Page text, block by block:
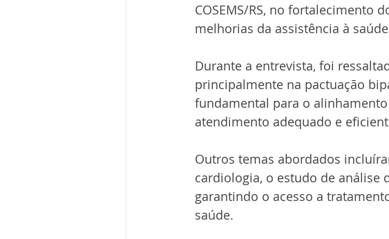
COSEMS/RS, no fortalecimento
melhorias da assistência à
Durante a entrevista, foi
principalmente na pactuação
fundamental para o
atendimento adequado e
Outros temas abordados
cardiologia, o estudo de análise
garantindo o acesso a
saúde.